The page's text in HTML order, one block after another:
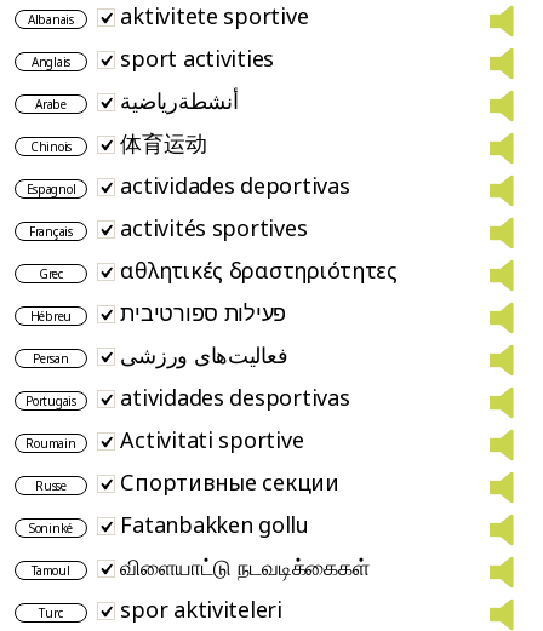
Albanais aktivitete sportive
Anglais sport activities
Arabe أنشطةرياضية
Chinois 体育运动
Espagnol actividades deportivas
Français activités sportives
Grec αθλητικές δραστηριότητες
Hébreu פעילות ספורטיבית
Persan فعالیت‌های ورزشی
Portugais atividades desportivas
Roumain Activitati sportive
Russe Спортивные секции
Soninké Fatanbakken gollu
Tamoul விளையாட்டு நடவடிக்கைகள்
Turc spor aktiviteleri